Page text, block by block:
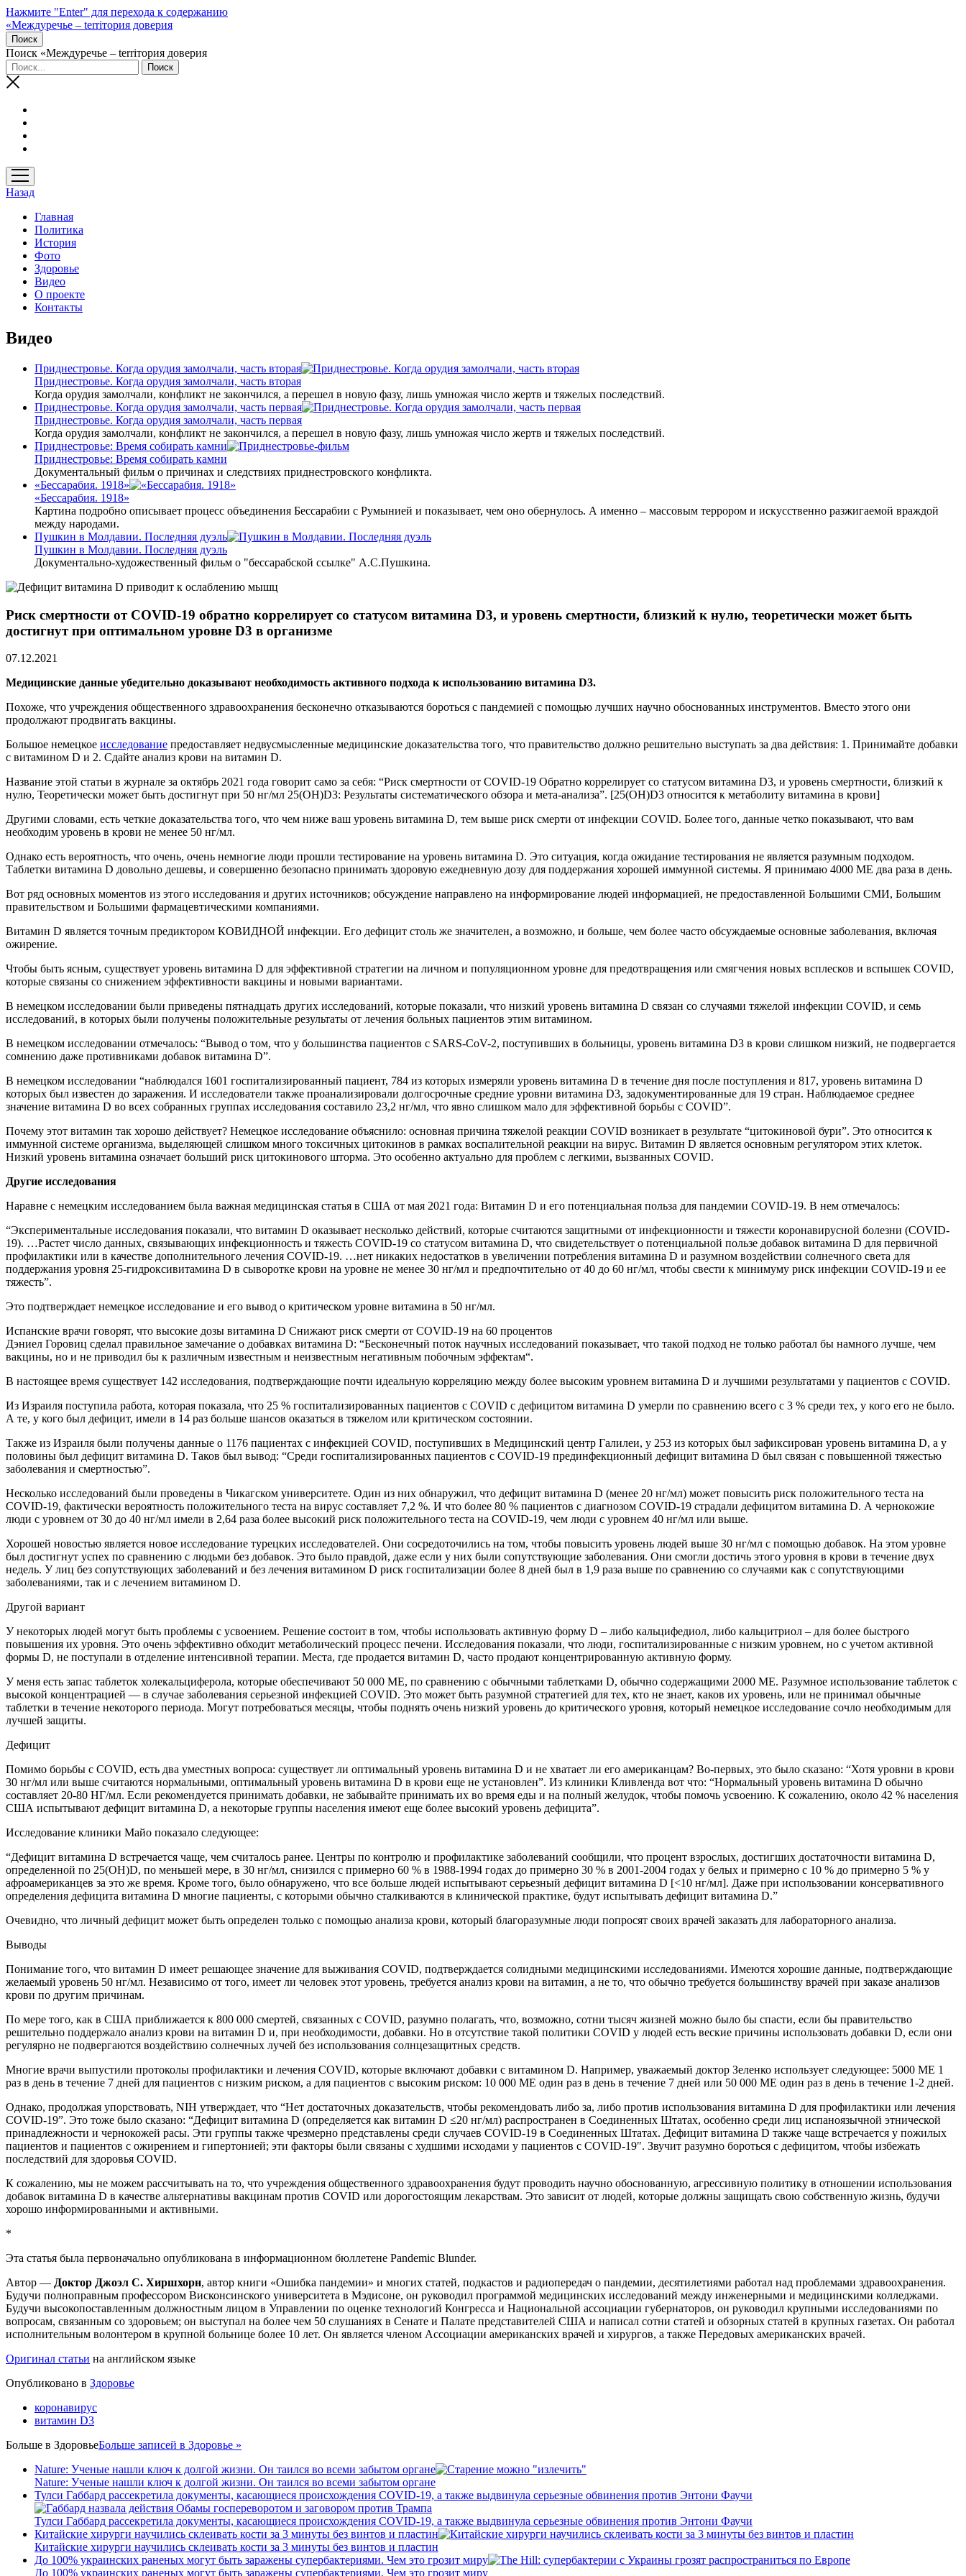
Нажмите "Enter" для перехода к содержанию
«Междуречье – terriтория доверия
Поиск
Поиск «Междуречье – terriтория доверия
открыть
меню
Назад
Главная
Политика
История
Фото
Здоровье
Видео
О проекте
Контакты
Видео
Приднестровье. Когда орудия замолчали, часть вторая
Приднестровье. Когда орудия замолчали, часть вторая
Когда орудия замолчали, конфликт не закончился, а перешел в новую фазу, лишь умножая число жертв и тяжелых последствий.
Приднестровье. Когда орудия замолчали, часть первая
Приднестровье. Когда орудия замолчали, часть первая
Когда орудия замолчали, конфликт не закончился, а перешел в новую фазу, лишь умножая число жертв и тяжелых последствий.
Приднестровье: Время собирать камни
Приднестровье: Время собирать камни
Документальный фильм о причинах и следствиях приднестровского конфликта.
«Бессарабия. 1918»
«Бессарабия. 1918»
Картина подробно описывает процесс объединения Бессарабии с Румынией и показывает, чем оно обернулось. А именно – массовым террором и искусственно разжигаемой враждой
между народами.
Пушкин в Молдавии. Последняя дуэль
Пушкин в Молдавии. Последняя дуэль
Документально-художественный фильм о "бессарабской ссылке" А.С.Пушкина.
Риск смертности от COVID-19 обратно коррелирует со статусом витамина D3, и уровень смертности, близкий к нулю, теоретически может быть
достигнут при оптимальном уровне D3 в организме
07.12.2021
Медицинские данные убедительно доказывают необходимость активного подхода к использованию витамина D3.
Похоже, что учреждения общественного здравоохранения бесконечно отказываются бороться с пандемией с помощью лучших научно обоснованных инструментов. Вместо этого они
продолжают продвигать вакцины.
Большое немецкое исследование предоставляет недвусмысленные медицинские доказательства того, что правительство должно решительно выступать за два действия: 1. Принимайте добавки
с витамином D и 2. Сдайте анализ крови на витамин D.
Название этой статьи в журнале за октябрь 2021 года говорит само за себя: “Риск смертности от COVID-19 Обратно коррелирует со статусом витамина D3, и уровень смертности, близкий к
нулю, Теоретически может быть достигнут при 50 нг/мл 25(OH)D3: Результаты систематического обзора и мета-анализа”. [25(OH)D3 относится к метаболиту витамина в крови]
Другими словами, есть четкие доказательства того, что чем ниже ваш уровень витамина D, тем выше риск смерти от инфекции COVID. Более того, данные четко показывают, что вам
необходим уровень в крови не менее 50 нг/мл.
Однако есть вероятность, что очень, очень немногие люди прошли тестирование на уровень витамина D. Это ситуация, когда ожидание тестирования не является разумным подходом.
Таблетки витамина D довольно дешевы, и совершенно безопасно принимать здоровую ежедневную дозу для поддержания хорошей иммунной системы. Я принимаю 4000 МЕ два раза в день.
Вот ряд основных моментов из этого исследования и других источников; обсуждение направлено на информирование людей информацией, не предоставленной Большими СМИ, Большим
правительством и Большими фармацевтическими компаниями.
Витамин D является точным предиктором КОВИДНОЙ инфекции. Его дефицит столь же значителен, а возможно, и больше, чем более часто обсуждаемые основные заболевания, включая
ожирение.
Чтобы быть ясным, существует уровень витамина D для эффективной стратегии на личном и популяционном уровне для предотвращения или смягчения новых всплесков и вспышек COVID,
которые связаны со снижением эффективности вакцины и новыми вариантами.
В немецком исследовании были приведены пятнадцать других исследований, которые показали, что низкий уровень витамина D связан со случаями тяжелой инфекции COVID, и семь
исследований, в которых были получены положительные результаты от лечения больных пациентов этим витамином.
В немецком исследовании отмечалось: “Вывод о том, что у большинства пациентов с SARS-CoV-2, поступивших в больницы, уровень витамина D3 в крови слишком низкий, не подвергается
сомнению даже противниками добавок витамина D”.
В немецком исследовании “наблюдался 1601 госпитализированный пациент, 784 из которых измеряли уровень витамина D в течение дня после поступления и 817, уровень витамина D
которых был известен до заражения. И исследователи также проанализировали долгосрочные средние уровни витамина D3, задокументированные для 19 стран. Наблюдаемое среднее
значение витамина D во всех собранных группах исследования составило 23,2 нг/мл, что явно слишком мало для эффективной борьбы с COVID”.
Почему этот витамин так хорошо действует? Немецкое исследование объяснило: основная причина тяжелой реакции COVID возникает в результате “цитокиновой бури”. Это относится к
иммунной системе организма, выделяющей слишком много токсичных цитокинов в рамках воспалительной реакции на вирус. Витамин D является основным регулятором этих клеток.
Низкий уровень витамина означает больший риск цитокинового шторма. Это особенно актуально для проблем с легкими, вызванных COVID.
Другие исследования
Наравне с немецким исследованием была важная медицинская статья в США от мая 2021 года: Витамин D и его потенциальная польза для пандемии COVID-19. В нем отмечалось:
“Экспериментальные исследования показали, что витамин D оказывает несколько действий, которые считаются защитными от инфекционности и тяжести коронавирусной болезни (COVID-
19). …Растет число данных, связывающих инфекционность и тяжесть COVID-19 со статусом витамина D, что свидетельствует о потенциальной пользе добавок витамина D для первичной
профилактики или в качестве дополнительного лечения COVID-19. …нет никаких недостатков в увеличении потребления витамина D и разумном воздействии солнечного света для
поддержания уровня 25-гидроксивитамина D в сыворотке крови на уровне не менее 30 нг/мл и предпочтительно от 40 до 60 нг/мл, чтобы свести к минимуму риск инфекции COVID-19 и ее
тяжесть”.
Это подтверждает немецкое исследование и его вывод о критическом уровне витамина в 50 нг/мл.
Испанские врачи говорят, что высокие дозы витамина D Снижают риск смерти от COVID-19 на 60 процентов
Дэниел Горовиц сделал правильное замечание о добавках витамина D: “Бесконечный поток научных исследований показывает, что такой подход не только работал бы намного лучше, чем
вакцины, но и не приводил бы к различным известным и неизвестным негативным побочным эффектам“.
В настоящее время существует 142 исследования, подтверждающие почти идеальную корреляцию между более высоким уровнем витамина D и лучшими результатами у пациентов с COVID.
Из Израиля поступила работа, которая показала, что 25 % госпитализированных пациентов с COVID с дефицитом витамина D умерли по сравнению всего с 3 % среди тех, у кого его не было.
А те, у кого был дефицит, имели в 14 раз больше шансов оказаться в тяжелом или критическом состоянии.
Также из Израиля были получены данные о 1176 пациентах с инфекцией COVID, поступивших в Медицинский центр Галилеи, у 253 из которых был зафиксирован уровень витамина D, а у
половины был дефицит витамина D. Таков был вывод: “Среди госпитализированных пациентов с COVID-19 прединфекционный дефицит витамина D был связан с повышенной тяжестью
заболевания и смертностью”.
Несколько исследований были проведены в Чикагском университете. Один из них обнаружил, что дефицит витамина D (менее 20 нг/мл) может повысить риск положительного теста на
COVID-19, фактически вероятность положительного теста на вирус составляет 7,2 %. И что более 80 % пациентов с диагнозом COVID-19 страдали дефицитом витамина D. А чернокожие
люди с уровнем от 30 до 40 нг/мл имели в 2,64 раза более высокий риск положительного теста на COVID-19, чем люди с уровнем 40 нг/мл или выше.
Хорошей новостью является новое исследование турецких исследователей. Они сосредоточились на том, чтобы повысить уровень людей выше 30 нг/мл с помощью добавок. На этом уровне
был достигнут успех по сравнению с людьми без добавок. Это было правдой, даже если у них были сопутствующие заболевания. Они смогли достичь этого уровня в крови в течение двух
недель. У лиц без сопутствующих заболеваний и без лечения витамином D риск госпитализации более 8 дней был в 1,9 раза выше по сравнению со случаями как с сопутствующими
заболеваниями, так и с лечением витамином D.
Другой вариант
У некоторых людей могут быть проблемы с усвоением. Решение состоит в том, чтобы использовать активную форму D – либо кальцифедиол, либо кальцитриол – для более быстрого
повышения их уровня. Это очень эффективно обходит метаболический процесс печени. Исследования показали, что люди, госпитализированные с низким уровнем, но с учетом активной
формы D, не поступали в отделение интенсивной терапии. Места, где продается витамин D, часто продают концентрированную активную форму.
У меня есть запас таблеток холекальциферола, которые обеспечивают 50 000 МЕ, по сравнению с обычными таблетками D, обычно содержащими 2000 МЕ. Разумное использование таблеток с
высокой концентрацией — в случае заболевания серьезной инфекцией COVID. Это может быть разумной стратегией для тех, кто не знает, каков их уровень, или не принимал обычные
таблетки в течение некоторого периода. Могут потребоваться месяцы, чтобы поднять очень низкий уровень до критического уровня, который немецкое исследование сочло необходимым для
лучшей защиты.
Дефицит
Помимо борьбы с COVID, есть два уместных вопроса: существует ли оптимальный уровень витамина D и не хватает ли его американцам? Во-первых, это было сказано: “Хотя уровни в крови
30 нг/мл или выше считаются нормальными, оптимальный уровень витамина D в крови еще не установлен”. Из клиники Кливленда вот что: “Нормальный уровень витамина D обычно
составляет 20-80 НГ/мл. Если рекомендуется принимать добавки, не забывайте принимать их во время еды и на полный желудок, чтобы помочь усвоению. К сожалению, около 42 % населения
США испытывают дефицит витамина D, а некоторые группы населения имеют еще более высокий уровень дефицита”.
Исследование клиники Майо показало следующее:
“Дефицит витамина D встречается чаще, чем считалось ранее. Центры по контролю и профилактике заболеваний сообщили, что процент взрослых, достигших достаточности витамина D,
определенной по 25(OH)D, по меньшей мере, в 30 нг/мл, снизился с примерно 60 % в 1988-1994 годах до примерно 30 % в 2001-2004 годах у белых и примерно с 10 % до примерно 5 % у
афроамериканцев за это же время. Кроме того, было обнаружено, что все больше людей испытывают серьезный дефицит витамина D [<10 нг/мл]. Даже при использовании консервативного
определения дефицита витамина D многие пациенты, с которыми обычно сталкиваются в клинической практике, будут испытывать дефицит витамина D.”
Очевидно, что личный дефицит может быть определен только с помощью анализа крови, который благоразумные люди попросят своих врачей заказать для лабораторного анализа.
Выводы
Понимание того, что витамин D имеет решающее значение для выживания COVID, подтверждается солидными медицинскими исследованиями. Имеются хорошие данные, подтверждающие
желаемый уровень 50 нг/мл. Независимо от того, имеет ли человек этот уровень, требуется анализ крови на витамин, а не то, что обычно требуется большинству врачей при заказе анализов
крови по другим причинам.
По мере того, как в США приближается к 800 000 смертей, связанных с COVID, разумно полагать, что, возможно, сотни тысяч жизней можно было бы спасти, если бы правительство
решительно поддержало анализ крови на витамин D и, при необходимости, добавки. Но в отсутствие такой политики COVID у людей есть веские причины использовать добавки D, если они
регулярно не подвергаются воздействию солнечных лучей без использования солнцезащитных средств.
Многие врачи выпустили протоколы профилактики и лечения COVID, которые включают добавки с витамином D. Например, уважаемый доктор Зеленко использует следующее: 5000 МЕ 1
раз в день в течение 7 дней для пациентов с низким риском, а для пациентов с высоким риском: 10 000 МЕ один раз в день в течение 7 дней или 50 000 МЕ один раз в день в течение 1-2 дней.
Однако, продолжая упорствовать, NIH утверждает, что “Нет достаточных доказательств, чтобы рекомендовать либо за, либо против использования витамина D для профилактики или лечения
COVID-19”. Это тоже было сказано: “Дефицит витамина D (определяется как витамин D ≤20 нг/мл) распространен в Соединенных Штатах, особенно среди лиц испаноязычной этнической
принадлежности и чернокожей расы. Эти группы также чрезмерно представлены среди случаев COVID-19 в Соединенных Штатах. Дефицит витамина D также чаще встречается у пожилых
пациентов и пациентов с ожирением и гипертонией; эти факторы были связаны с худшими исходами у пациентов с COVID-19″. Звучит разумно бороться с дефицитом, чтобы избежать
последствий для здоровья COVID.
К сожалению, мы не можем рассчитывать на то, что учреждения общественного здравоохранения будут проводить научно обоснованную, агрессивную политику в отношении использования
добавок витамина D в качестве альтернативы вакцинам против COVID или дорогостоящим лекарствам. Это зависит от людей, которые должны защищать свою собственную жизнь, будучи
хорошо информированными и активными.
*
Эта статья была первоначально опубликована в информационном бюллетене Pandemic Blunder.
Автор — Доктор Джоэл С. Хиршхорн, автор книги «Ошибка пандемии» и многих статей, подкастов и радиопередач о пандемии, десятилетиями работал над проблемами здравоохранения.
Будучи полноправным профессором Висконсинского университета в Мэдисоне, он руководил программой медицинских исследований между инженерными и медицинскими колледжами.
Будучи высокопоставленным должностным лицом в Управлении по оценке технологий Конгресса и Национальной ассоциации губернаторов, он руководил крупными исследованиями по
вопросам, связанным со здоровьем; он выступал на более чем 50 слушаниях в Сенате и Палате представителей США и написал сотни статей и обзорных статей в крупных газетах. Он работал
исполнительным волонтером в крупной больнице более 10 лет. Он является членом Ассоциации американских врачей и хирургов, а также Передовых американских врачей.
Оригинал статьи на английском языке
Опубликовано в Здоровье
коронавирус
витамин D3
Больше в ЗдоровьеБольше записей в Здоровье »
Nature: Ученые нашли ключ к долгой жизни. Он таился во всеми забытом органе
Nature: Ученые нашли ключ к долгой жизни. Он таился во всеми забытом органе
Тулси Габбард рассекретила документы, касающиеся происхождения COVID-19, а также выдвинула серьезные обвинения против Энтони Фаучи
Тулси Габбард рассекретила документы, касающиеся происхождения COVID-19, а также выдвинула серьезные обвинения против Энтони Фаучи
Китайские хирурги научились склеивать кости за 3 минуты без винтов и пластин
Китайские хирурги научились склеивать кости за 3 минуты без винтов и пластин
До 100% украинских раненых могут быть заражены супербактериями. Чем это грозит миру
До 100% украинских раненых могут быть заражены супербактериями. Чем это грозит миру